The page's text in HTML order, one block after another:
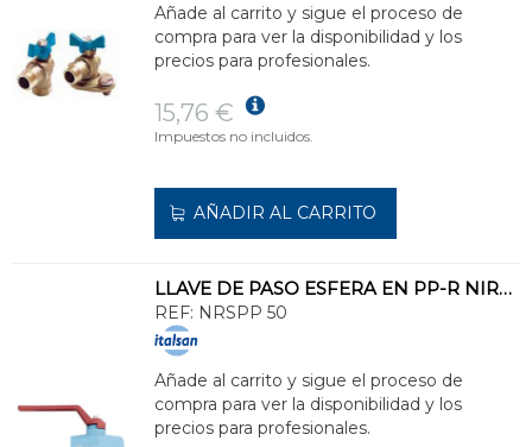
Añade al carrito y sigue el proceso de
compra para ver la disponibilidad y los
precios para profesionales.
15,76 €
Impuestos no incluidos.
AÑADIR AL CARRITO
LLAVE DE PASO ESFERA EN PP-R NIRON DIÁMETRO 50
REF: NRSPP 50
Añade al carrito y sigue el proceso de
compra para ver la disponibilidad y los
precios para profesionales.